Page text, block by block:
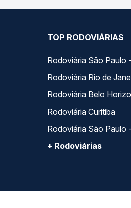
TOP RODOVIÁRIAS
Rodoviária São Paulo
Rodoviária Rio de
Rodoviária Belo
Rodoviária Curitiba
Rodoviária São Paulo
+ Rodoviárias